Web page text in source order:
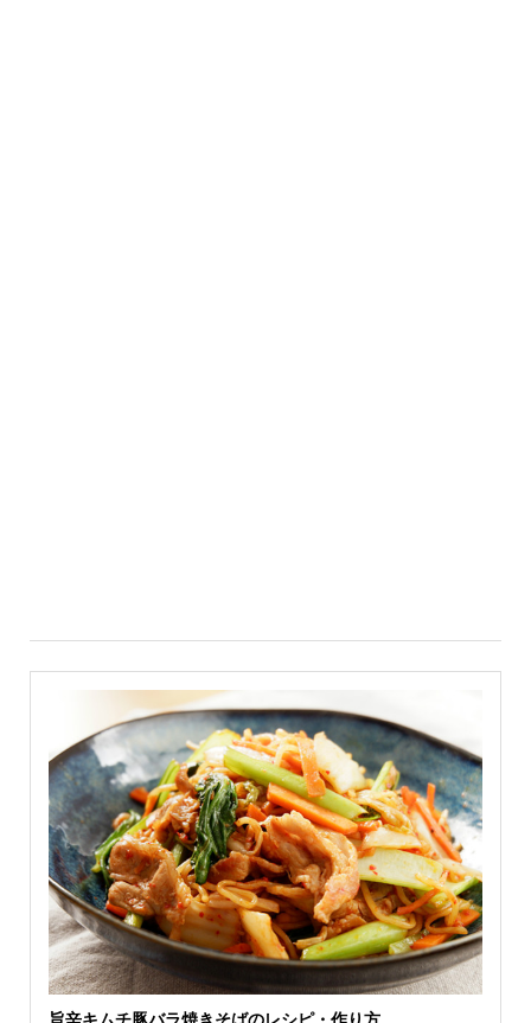
旨辛キムチ豚バラ焼きそばのレシピ・作り方